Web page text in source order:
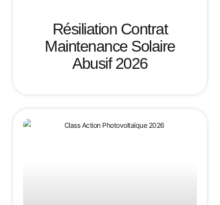
Résiliation Contrat
Maintenance Solaire
Abusif 2026